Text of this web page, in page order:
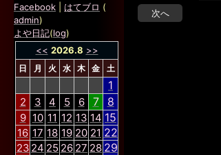
Facebook
はてブロ (
admin)
よや日記(log)
<< 2026.8 >>
日 月 火 水 木 金 土
1
2 3 4 5 6 7 8
9 10 11 12 13 14 15
16 17 18 19 20 21 22
23 24 25 26 27 28 29